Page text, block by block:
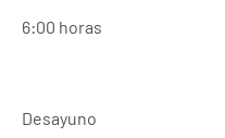
6:00 horas
Desayuno